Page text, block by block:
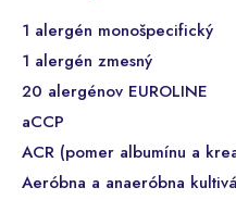
1 alergén monošpecifický
1 alergén zmesný
20 alergénov EUROLINE
aCCP
ACR (pomer albumínu a
Aeróbna a anaeróbna